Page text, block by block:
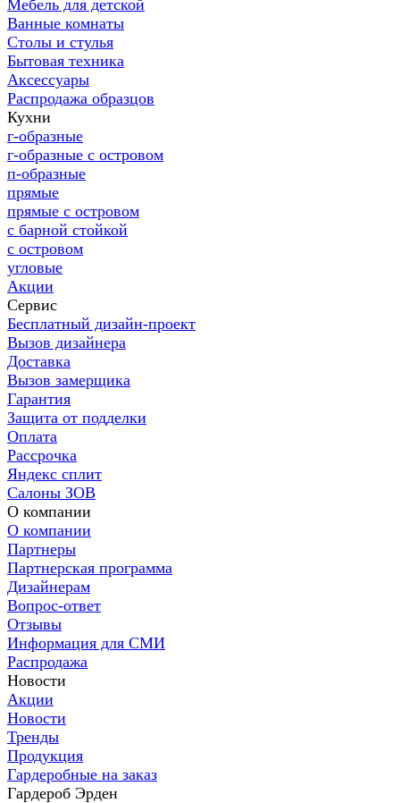
Мебель для детской
Ванные комнаты
Столы и стулья
Бытовая техника
Аксессуары
Распродажа образцов
Кухни
г-образные
г-образные с островом
п-образные
прямые
прямые с островом
с барной стойкой
с островом
угловые
Акции
Сервис
Бесплатный дизайн-проект
Вызов дизайнера
Доставка
Вызов замерщика
Гарантия
Защита от подделки
Оплата
Рассрочка
Яндекс сплит
Салоны ЗОВ
О компании
О компании
Партнеры
Партнерская программа
Дизайнерам
Вопрос-ответ
Отзывы
Информация для СМИ
Распродажа
Новости
Акции
Новости
Тренды
Продукция
Гардеробные на заказ
Гардероб Эрден